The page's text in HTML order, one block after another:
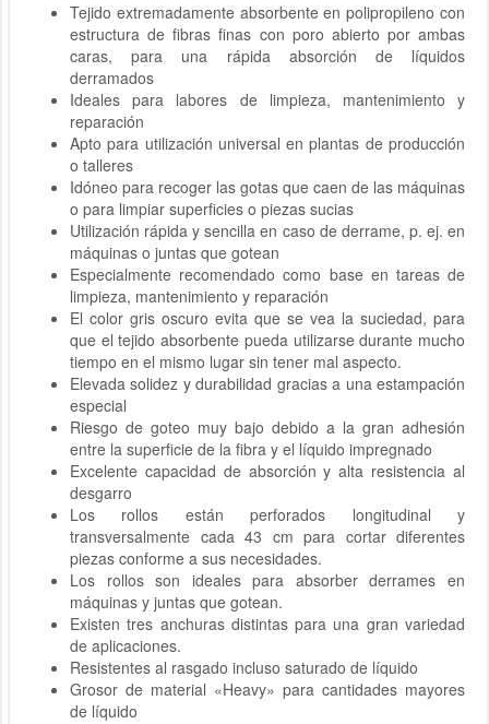
Tejido extremadamente absorbente en polipropileno con
estructura de fibras finas con poro abierto por ambas
caras, para una rápida absorción de líquidos
derramados
Ideales para labores de limpieza, mantenimiento y
reparación
Apto para utilización universal en plantas de producción
o talleres
Idóneo para recoger las gotas que caen de las máquinas
o para limpiar superficies o piezas sucias
Utilización rápida y sencilla en caso de derrame, p. ej. en
máquinas o juntas que gotean
Especialmente recomendado como base en tareas de
limpieza, mantenimiento y reparación
El color gris oscuro evita que se vea la suciedad, para
que el tejido absorbente pueda utilizarse durante mucho
tiempo en el mismo lugar sin tener mal aspecto.
Elevada solidez y durabilidad gracias a una estampación
especial
Riesgo de goteo muy bajo debido a la gran adhesión
entre la superficie de la fibra y el líquido impregnado
Excelente capacidad de absorción y alta resistencia al
desgarro
Los rollos están perforados longitudinal y
transversalmente cada 43 cm para cortar diferentes
piezas conforme a sus necesidades.
Los rollos son ideales para absorber derrames en
máquinas y juntas que gotean.
Existen tres anchuras distintas para una gran variedad
de aplicaciones.
Resistentes al rasgado incluso saturado de líquido
Grosor de material «Heavy» para cantidades mayores
de líquido